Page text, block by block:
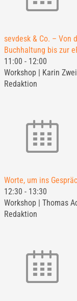
sevdesk & Co. – Von
Buchhaltung bis zur
11:00 - 12:00
Workshop | Karin
Redaktion
Worte, um ins
12:30 - 13:30
Workshop | Thomas
Redaktion